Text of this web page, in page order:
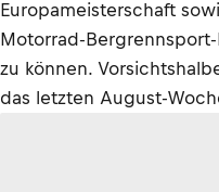
Europameisterschaft
Motorrad-
zu können.
das letzten August-